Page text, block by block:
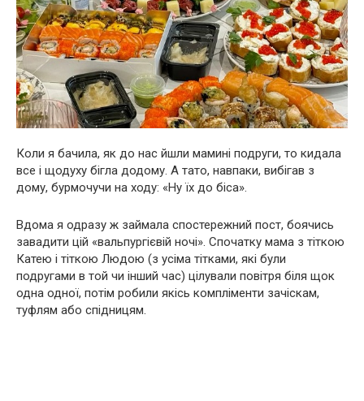
Коли я бачила, як до нас йшли мамині подруги, то кидала
все і щодуху бігла додому. А тато, навпаки, вибігав з
дому, бурмочучи на ходу: «Ну їх до біса».
Вдома я одразу ж займала спостережний пост, боячись
завадити цій «вальпургієвій ночі». Спочатку мама з тіткою
Катею і тіткою Людою (з усіма тітками, які були
подругами в той чи інший час) цілували повітря біля щок
одна одної, потім робили якісь компліменти зачіскам,
туфлям або спідницям.